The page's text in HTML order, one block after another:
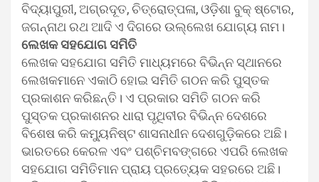
ବିଦ୍ୟାପୁରୀ, ଅଗ୍ରଦୂତ, ଚିତ୍ରୋତ୍ପଳା, ଓଡ଼ିଶା ବୁକ୍ ଷ୍ଟୋର,
ଜଗନ୍ନାଥ ରଥ ଆଦି ଏ ଦିଗରେ ଉଲ୍ଲେଖ ଯୋଗ୍ୟ ନାମ।
ଲେଖକ ସହଯୋଗ ସମିତି
ଲେଖକ ସହଯୋଗ ସମିତି ମାଧ୍ୟମରେ ବିଭିନ୍ନ ସ୍ଥାନରେ
ଲେଖକମାନେ ଏକାଠି ହୋଇ ସମିତି ଗଠନ କରି ପୁସ୍ତକ
ପ୍ରକାଶନ କରିଛନ୍ତି। ଏ ପ୍ରକାର ସମିତି ଗଠନ କରି
ପୁସ୍ତକ ପ୍ରକାଶନର ଧାରା ପୃଥିବୀର ବିଭିନ୍ନ ଦେଶରେ
ବିଶେଷ କରି କମ୍ୟୁନିଷ୍ଟ ଶାସନାଧୀନ ଦେଶଗୁଡ଼ିକରେ ଅଛି।
ଭାରତରେ କେରଳ ଏବଂ ପଶ୍ଚିମବଙ୍ଗରେ ଏପରି ଲେଖକ
ସହଯୋଗ ସମିତିମାନ ପ୍ରାୟ ପ୍ରତ୍ୟେକ ସହରରେ ଅଛି।